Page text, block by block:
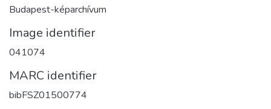
Budapest-képarchívum
Image identifier
041074
MARC identifier
bibFSZ01500774